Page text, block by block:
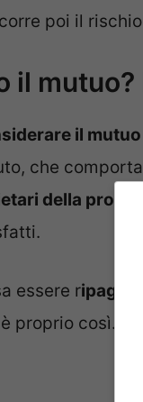
poi il
il
il
che
della propria
essere ripagati
proprio così.